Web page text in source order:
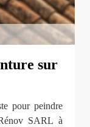
sur
pour peindre
SARL à